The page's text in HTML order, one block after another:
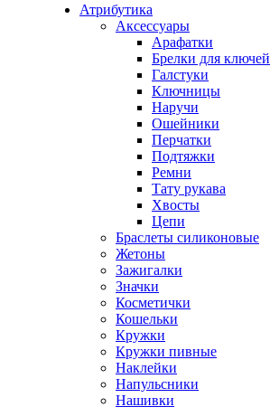
Атрибутика
Аксессуары
Арафатки
Брелки для ключей
Галстуки
Ключницы
Наручи
Ошейники
Перчатки
Подтяжки
Ремни
Тату рукава
Хвосты
Цепи
Браслеты силиконовые
Жетоны
Зажигалки
Значки
Косметички
Кошельки
Кружки
Кружки пивные
Наклейки
Напульсники
Нашивки